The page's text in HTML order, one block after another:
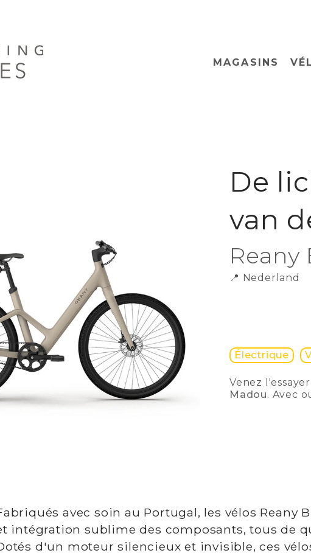
MAGASINS
De
van
Reany
📍 Nederland
Électrique
Venez l'essayer
Madou. Avec
avec soin au Portugal, les vélos Reany
intégration sublime des composants, tous de
d'un moteur silencieux et invisible, ces